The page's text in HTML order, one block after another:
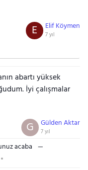
Elif Köymen
7 yıl
E
abartı yüksek
İyi çalışmalar
Gülden Aktar
7 yıl
G
acaba